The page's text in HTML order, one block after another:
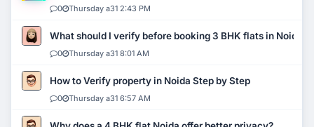
0 Thursday a31 2:43 PM
What should I verify before booking 3 BHK flats in Noida?
0 Thursday a31 8:01 AM
How to Verify property in Noida Step by Step
0 Thursday a31 6:57 AM